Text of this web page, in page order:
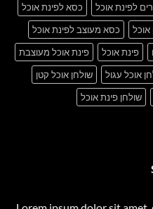
לפינת אוכל
כסא לפינת אוכל
כסא מעוצב לפינת אוכל
פינת אוכל
פינת אוכל מעוצבת
אוכל עגול
שולחן אוכל קטן
שולחן פינת אוכל